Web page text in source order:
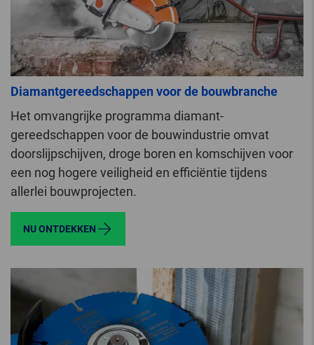
Diamantgereedschappen voor de bouwbranche
Het omvangrijke programma diamant-
gereedschappen voor de bouwindustrie omvat
doorslijpschijven, droge boren en komschijven voor
een nog hogere veiligheid en efficiëntie tijdens
allerlei bouwprojecten.
NU ONTDEKKEN